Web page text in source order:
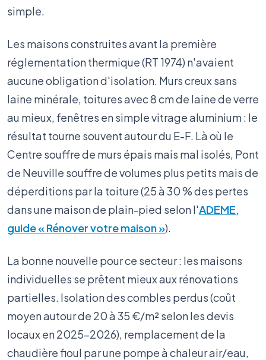
simple.
Les maisons construites avant la première
réglementation thermique (RT 1974) n'avaient
aucune obligation d'isolation. Murs creux sans
laine minérale, toitures avec 8 cm de laine de verre
au mieux, fenêtres en simple vitrage aluminium : le
résultat tourne souvent autour du E-F. Là où le
Centre souffre de murs épais mais mal isolés, Pont
de Neuville souffre de volumes plus petits mais de
déperditions par la toiture (25 à 30 % des pertes
dans une maison de plain-pied selon l'ADEME,
guide « Rénover votre maison »).
La bonne nouvelle pour ce secteur : les maisons
individuelles se prêtent mieux aux rénovations
partielles. Isolation des combles perdus (coût
moyen autour de 20 à 35 €/m² selon les devis
locaux en 2025-2026), remplacement de la
chaudière fioul par une pompe à chaleur air/eau,